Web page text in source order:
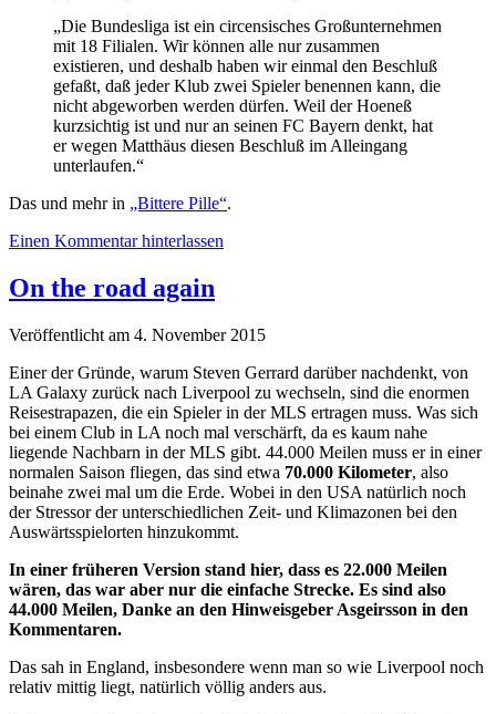
„Die Bundesliga ist ein circensisches Großunternehmen
mit 18 Filialen. Wir können alle nur zusammen
existieren, und deshalb haben wir einmal den Beschluß
gefaßt, daß jeder Klub zwei Spieler benennen kann, die
nicht abgeworben werden dürfen. Weil der Hoeneß
kurzsichtig ist und nur an seinen FC Bayern denkt, hat
er wegen Matthäus diesen Beschluß im Alleingang
unterlaufen.“
Das und mehr in „Bittere Pille“.
Einen Kommentar hinterlassen
On the road again
Veröffentlicht am 4. November 2015
Einer der Gründe, warum Steven Gerrard darüber nachdenkt, von
LA Galaxy zurück nach Liverpool zu wechseln, sind die enormen
Reisestrapazen, die ein Spieler in der MLS ertragen muss. Was sich
bei einem Club in LA noch mal verschärft, da es kaum nahe
liegende Nachbarn in der MLS gibt. 44.000 Meilen muss er in einer
normalen Saison fliegen, das sind etwa 70.000 Kilometer, also
beinahe zwei mal um die Erde. Wobei in den USA natürlich noch
der Stressor der unterschiedlichen Zeit- und Klimazonen bei den
Auswärtsspielorten hinzukommt.
In einer früheren Version stand hier, dass es 22.000 Meilen
wären, das war aber nur die einfache Strecke. Es sind also
44.000 Meilen, Danke an den Hinweisgeber Asgeirsson in den
Kommentaren.
Das sah in England, insbesondere wenn man so wie Liverpool noch
relativ mittig liegt, natürlich völlig anders aus.